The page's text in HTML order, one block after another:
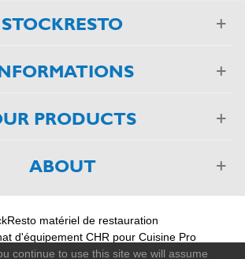
STOCKRESTO
PRODUCTS
ABOUT
matériel de restauration
d'équipement CHR pour Cuisine Pro
03 88 75 55 55
continue to use this site we will assume